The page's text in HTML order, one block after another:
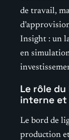
de travail,
Insight : un
en
Le rôle
interne
Le bord de
production